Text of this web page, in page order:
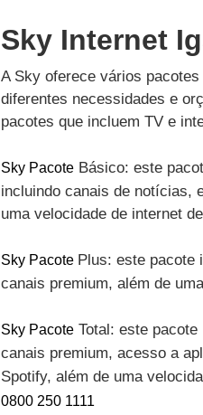
Sky Internet
A Sky oferece vários
diferentes necessidades e
pacotes que incluem TV e
Sky Pacote Básico: este
incluindo canais de notícias,
uma velocidade de internet
Sky Pacote Plus: este pacote
canais premium, além de
Sky Pacote Total: este
canais premium, acesso a
Spotify, além de uma
0800 250 1111